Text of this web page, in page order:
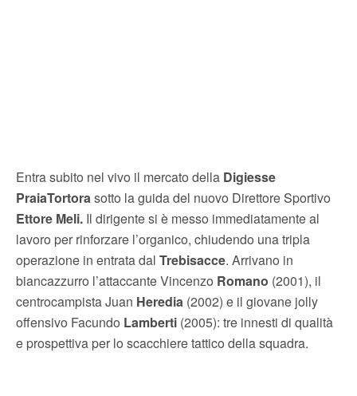
Entra subito nel vivo il mercato della Digiesse
PraiaTortorasotto la guida del nuovo Direttore Sportivo
Ettore Meli. Il dirigente si è messo immediatamente al
lavoro per rinforzare l’organico, chiudendo una tripla
operazione in entrata dal Trebisacce. Arrivano in
biancazzurro l’attaccante Vincenzo Romano (2001), il
centrocampista Juan Heredia (2002) e il giovane jolly
offensivo Facundo Lamberti (2005): tre innesti di qualità
e prospettiva per lo scacchiere tattico della squadra.